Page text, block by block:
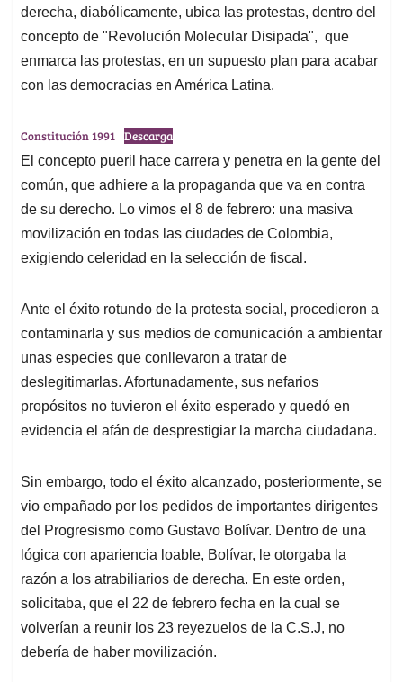
derecha, diabólicamente, ubica las protestas, dentro del
concepto de "Revolución Molecular Disipada", que
enmarca las protestas, en un supuesto plan para acabar
con las democracias en América Latina.
Constitución 1991 Descarga
El concepto pueril hace carrera y penetra en la gente del
común, que adhiere a la propaganda que va en contra
de su derecho. Lo vimos el 8 de febrero: una masiva
movilización en todas las ciudades de Colombia,
exigiendo celeridad en la selección de fiscal.
Ante el éxito rotundo de la protesta social, procedieron a
contaminarla y sus medios de comunicación a ambientar
unas especies que conllevaron a tratar de
deslegitimarlas. Afortunadamente, sus nefarios
propósitos no tuvieron el éxito esperado y quedó en
evidencia el afán de desprestigiar la marcha ciudadana.
Sin embargo, todo el éxito alcanzado, posteriormente, se
vio empañado por los pedidos de importantes dirigentes
del Progresismo como Gustavo Bolívar. Dentro de una
lógica con apariencia loable, Bolívar, le otorgaba la
razón a los atrabiliarios de derecha. En este orden,
solicitaba, que el 22 de febrero fecha en la cual se
volverían a reunir los 23 reyezuelos de la C.S.J, no
debería de haber movilización.